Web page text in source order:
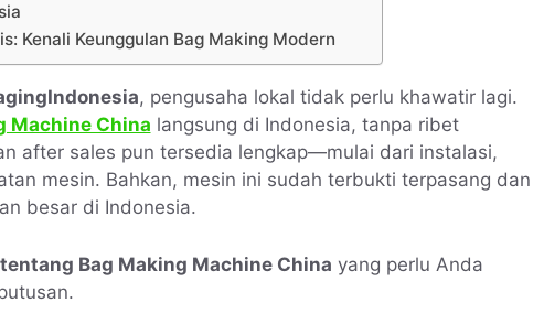
Kenali Keunggulan Bag Making Modern
, pengusaha lokal tidak perlu khawatir lagi.
Machine China langsung di Indonesia, tanpa ribet
after sales pun tersedia lengkap—mulai dari instalasi,
mesin. Bahkan, mesin ini sudah terbukti terpasang dan
besar di Indonesia.
Bag Making Machine China yang perlu Anda